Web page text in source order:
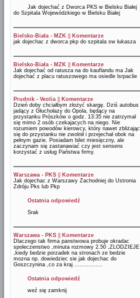
Jak dojechać z Dworca PKS w Bielsku Białej
do Szpitala Wojewódzkiego w Bielsku Białej
Bielsko-Biała - MZK
Komentarze
jak dojechac z dworca pkp do szpitala sw łukasza
Bielsko-Biała - MZK
Komentarze
Jak dojechać od ratusza na do kauflandu ma Jak
dojechać z placu ratuszowego ma osiedle lsrpaclie
Prudnik - Veolia
Komentarze
Dzień doby chciałbym złożyć skargę. Dziś autobus
jadący z Głuchołazy do Opola, będący na
przystanku Prószków o godz. 13:35 nie zatrzymał
się mimo 2 osób czekajacych na niego. Nie
rozumiem powodów kierowcy, który nawet zbliżając
się do przystanku nie zwolnił i przejechał obok na
pełnym gazie. Posiadam bilet miesięczny, ale
zaczynam się zastanawiać czy jest sensens
korzystać z usług Państwa firmy.
Warszawa - PKS
Komentarze
Jak dojechac z Warszawy Zachodniej do Ustronia
Zdróju Pks lub Pkp
Ostatnia odpowiedź
Srak
Warszawa - PKS
Komentarze
Dlaczego tak firma panstwowa probuje okradac
spoleczenstwo ,minuta rozmowy 2.50 ,ZLODZIEJE
,kiedy bedzie porzadek na stronach ze bedzie
mozna np. dowiedziec sie jak dojechac do
Goszczynina ,co za kraj ................
Ostatnia odpowiedź
weź się zamknij